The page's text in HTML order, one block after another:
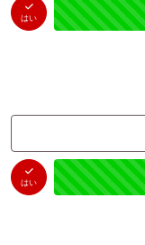
はい
はい
（0件）
未投票
はい
はい
（0件）
未投票